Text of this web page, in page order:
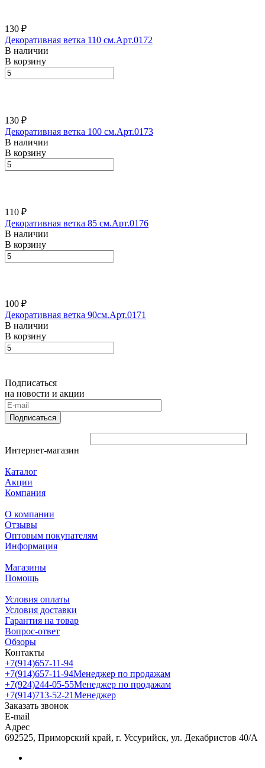
130 ₽
Декоративная ветка 110 см.Арт.0172
В наличии
В корзину
130 ₽
Декоративная ветка 100 см.Арт.0173
В наличии
В корзину
110 ₽
Декоративная ветка 85 см.Арт.0176
В наличии
В корзину
100 ₽
Декоративная ветка 90см.Арт.0171
В наличии
В корзину
Подписаться
на новости и акции
Подписаться
Интернет-магазин
Каталог
Акции
Компания
О компании
Отзывы
Оптовым покупателям
Информация
Магазины
Помощь
Условия оплаты
Условия доставки
Гарантия на товар
Вопрос-ответ
Обзоры
Контакты
+7(914)657-11-94
+7(914)657-11-94Менеджер по продажам
+7(924)244-05-55Менеджер по продажам
+7(914)713-52-21Менеджер
Заказать звонок
E-mail
Адрес
692525, Приморский край, г. Уссурийск, ул. Декабристов 40/А